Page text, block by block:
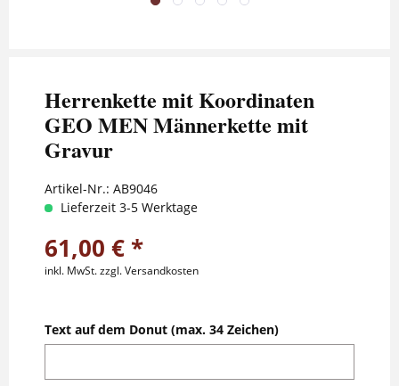
Herrenkette mit Koordinaten
GEO MEN Männerkette mit
Gravur
Artikel-Nr.: AB9046
Lieferzeit 3-5 Werktage
61,00 € *
inkl. MwSt.zzgl. Versandkosten
Text auf dem Donut (max. 34 Zeichen)